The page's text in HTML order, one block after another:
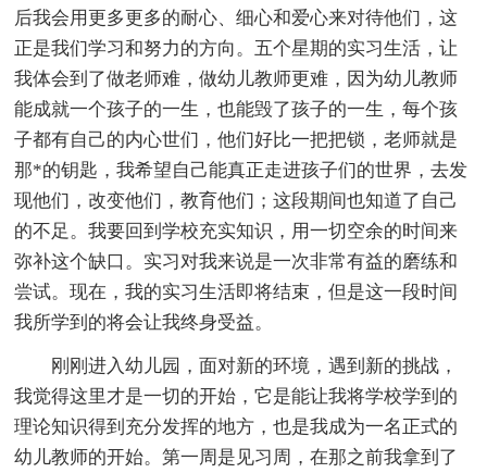
后我会用更多更多的耐心、细心和爱心来对待他们，这
正是我们学习和努力的方向。五个星期的实习生活，让
我体会到了做老师难，做幼儿教师更难，因为幼儿教师
能成就一个孩子的一生，也能毁了孩子的一生，每个孩
子都有自己的内心世们，他们好比一把把锁，老师就是
那*的钥匙，我希望自己能真正走进孩子们的世界，去发
现他们，改变他们，教育他们；这段期间也知道了自己
的不足。我要回到学校充实知识，用一切空余的时间来
弥补这个缺口。实习对我来说是一次非常有益的磨练和
尝试。现在，我的实习生活即将结束，但是这一段时间
我所学到的将会让我终身受益。
刚刚进入幼儿园，面对新的环境，遇到新的挑战，
我觉得这里才是一切的开始，它是能让我将学校学到的
理论知识得到充分发挥的地方，也是我成为一名正式的
幼儿教师的开始。第一周是见习周，在那之前我拿到了